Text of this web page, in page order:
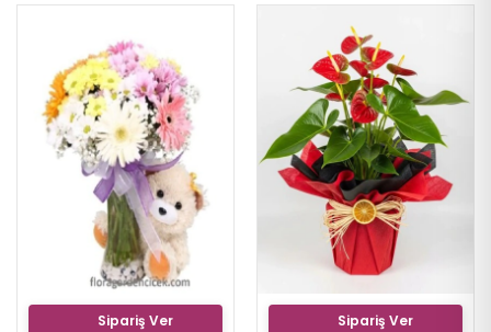
Sipariş Ver Sipariş Ver